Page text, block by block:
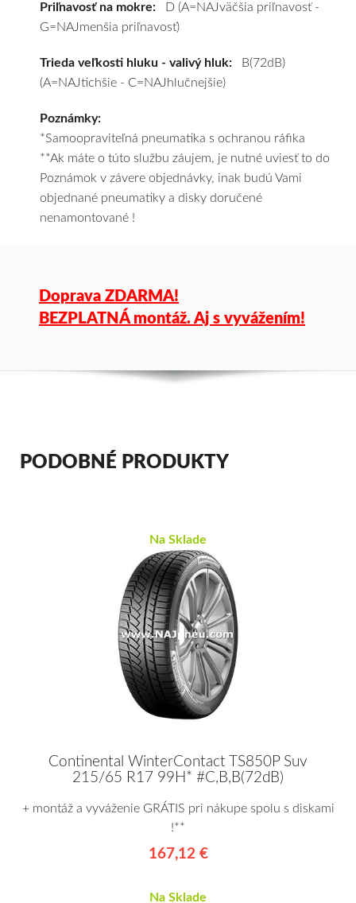
Priľnavosť na mokre: D (A=NAJväčšia priľnavosť -
G=NAJmenšia priľnavosť)
Trieda veľkosti hluku - valivý hluk: B(72dB)
(A=NAJtichšie - C=NAJhlučnejšie)
Poznámky:
*Samoopraviteľná pneumatika s ochranou ráfika
**Ak máte o túto službu záujem, je nutné uviesť to do
Poznámok v závere objednávky, inak budú Vami
objednané pneumatiky a disky doručené
nenamontované !
Doprava ZDARMA!
BEZPLATNÁ montáž. Aj s vyvážením!
PODOBNÉ PRODUKTY
Na Sklade
Continental WinterContact TS850P Suv
215/65 R17 99H* #C,B,B(72dB)
+ montáž a vyváženie GRÁTIS pri nákupe spolu s diskami
!**
167,12 €
Na Sklade